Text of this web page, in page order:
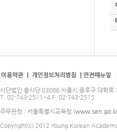
사단법인 흥사단 03086 서울시 종로구 대학
T. 02-743-2511~4 F. 02-743-2515
주무관청 : 서울특별시교육청 (
Copyright(c) 2012 Young Korean